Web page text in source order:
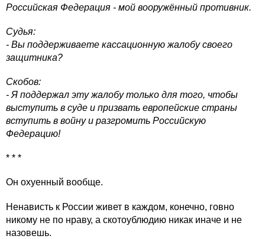
Российская Федерация - мой вооружённый противник.
Судья:
- Вы поддерживаете кассационную жалобу своего
защитника?
Скобов:
- Я поддержал эту жалобу только для того, чтобы
выступить в суде и призвать европейские страны
вступить в войну и разгромить Российскую
Федерацию!
* * *
Он охуенный вообще.
Ненависть к России живет в каждом, конечно, говно
никому не по нраву, а скотоублюдию никак иначе и не
назовешь.